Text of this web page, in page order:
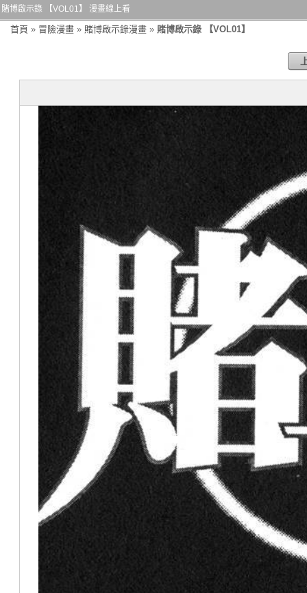
賭博啟示錄 【VOL01】 漫畫線上看
首頁 » 冒險漫畫 » 賭博啟示錄漫畫 » 賭博啟示錄 【VOL01】